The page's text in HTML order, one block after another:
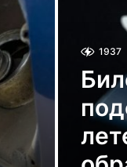
1937